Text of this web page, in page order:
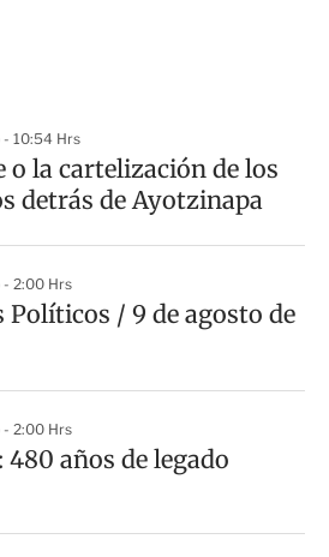
10:54 Hrs
o la cartelización de los
detrás de Ayotzinapa
- 2:00 Hrs
Políticos / 9 de agosto de
- 2:00 Hrs
años de legado